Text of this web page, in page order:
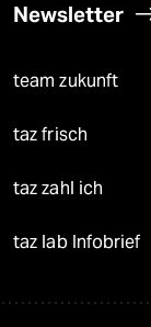
Newsletter
team zukunft
taz frisch
taz zahl ich
taz lab Infobrief